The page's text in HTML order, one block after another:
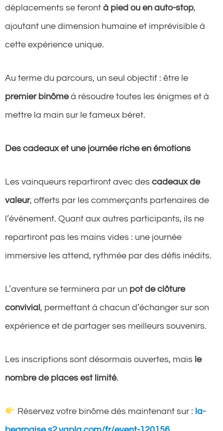
déplacements se feront à pied ou en auto-stop,
ajoutant une dimension humaine et imprévisible à
cette expérience unique.
Au terme du parcours, un seul objectif : être le
premier binômeà résoudre toutes les énigmes et à
mettre la main sur le fameux béret.
Des cadeaux et une journée riche en émotions
Les vainqueurs repartiront avec des cadeaux de
valeur, offerts par les commerçants partenaires de
l’événement. Quant aux autres participants, ils ne
repartiront pas les mains vides : une journée
immersive les attend, rythmée par des défis inédits.
L’aventure se terminera par un pot de clôture
convivial , permettant à chacun d’échanger sur son
expérience et de partager ses meilleurs souvenirs.
Les inscriptions sont désormais ouvertes, mais le
nombre de places est limité.
Réservez votre binôme dès maintenant sur : la-